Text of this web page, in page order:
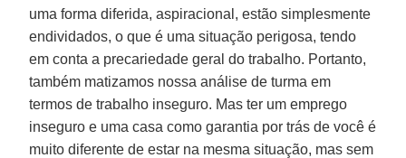
uma forma diferida, aspiracional, estão simplesmente
endividados, o que é uma situação perigosa, tendo
em conta a precariedade geral do trabalho. Portanto,
também matizamos nossa análise de turma em
termos de trabalho inseguro. Mas ter um emprego
inseguro e uma casa como garantia por trás de você é
muito diferente de estar na mesma situação, mas sem